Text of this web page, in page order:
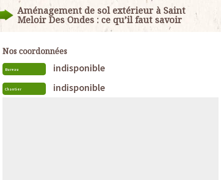
Aménagement de sol extérieur à Saint
Meloir Des Ondes : ce qu’il faut savoir
Nos coordonnées
Bureau indisponible
Chantier indisponible